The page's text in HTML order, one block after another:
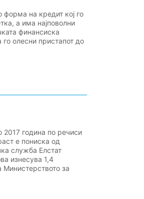
форма на кредит кој го
а има најповолни
финансиска
го олесни пристапот до
2017 година по речиси
е пониска од
служба Елстат
изнесува 1,4
за